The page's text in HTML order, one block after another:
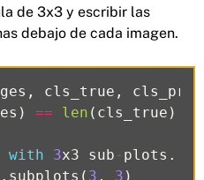
de 3x3 y escribir las
debajo de cada imagen.
, cls_true , cls_pred
) == len ( cls_true )
with 3x3 sub- plots .
. subplots ( 3 , 3 )